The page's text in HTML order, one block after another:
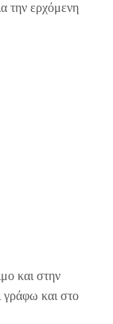
την ερχόμενη
και στην
γράφω και στο